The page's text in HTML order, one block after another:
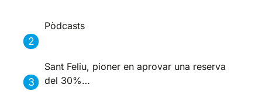
Pòdcasts
Sant Feliu, pioner en aprovar una reserva
del 30%…